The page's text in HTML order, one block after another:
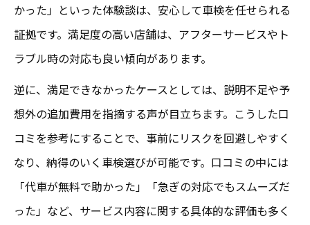
車検の安心感は口コミ利用で高まる理由
成田市で評判が良い車検サービスの見極め方
成田市で人気車検店を選ぶポイント解説
口コミ評価が高い車検の見極め方とは
安心できる車検サービスの選定基準紹介
成田市の車検口コミで評判店を比較する
かった」といった体験談は、安心して車検を任せられる
証拠です。満足度の高い店舗は、アフターサービスやト
ラブル時の対応も良い傾向があります。
逆に、満足できなかったケースとしては、説明不足や予
想外の追加費用を指摘する声が目立ちます。こうした口
コミを参考にすることで、事前にリスクを回避しやすく
なり、納得のいく車検選びが可能です。口コミの中には
「代車が無料で助かった」「急ぎの対応でもスムーズだ
った」など、サービス内容に関する具体的な評価も多く